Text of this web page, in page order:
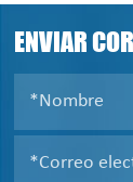
farmacéutica
ENVIAR